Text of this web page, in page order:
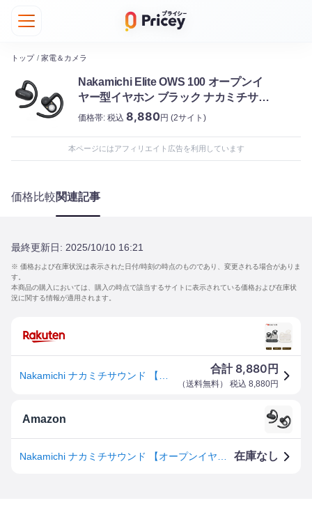
トップ / 家電＆カメラ
Nakamichi Elite OWS 100 オープンイ
ヤー型イヤホン ブラック ナカミチサウ
ンド
価格帯: 税込 8,880円 (2サイト)
本ページにはアフィリエイト広告を利用しています
価格比較関連記事
最終更新日: 2025/10/10 16:21
※ 価格および在庫状況は表示された日付/時刻の時点のものであり、変更される場合がありま
す。
本商品の購入においては、購入の時点で該当するサイトに表示されている価格および在庫状
況に関する情報が適用されます。
合計 8,880 円
（送料無料） 税込 8,880円
Amazon
在庫なし